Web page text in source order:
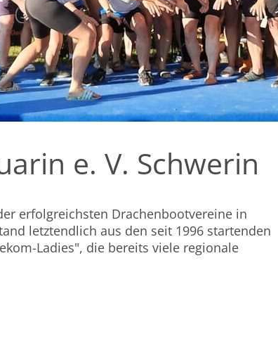
e. V. Schwerin
erfolgreichsten Drachenbootvereine in
letztendlich aus den seit 1996 startenden
Ladies", die bereits viele regionale